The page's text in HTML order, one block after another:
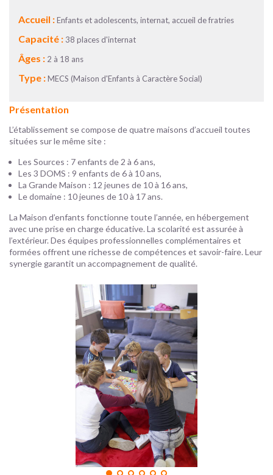
Accueil :Enfants et adolescents, internat, accueil de fratries
Capacité : 38 places d'internat
Âges : 2 à 18 ans
Type :MECS (Maison d'Enfants à Caractère Social)
Présentation
L’établissement se compose de quatre maisons d’accueil toutes
situées sur le même site :
Les Sources : 7 enfants de 2 à 6 ans,
Les 3 DOMS : 9 enfants de 6 à 10 ans,
La Grande Maison : 12 jeunes de 10 à 16 ans,
Le domaine : 10 jeunes de 10 à 17 ans.
La Maison d’enfants fonctionne toute l’année, en hébergement
avec une prise en charge éducative. La scolarité est assurée à
l’extérieur. Des équipes professionnelles complémentaires et
formées offrent une richesse de compétences et savoir-faire. Leur
synergie garantit un accompagnement de qualité.